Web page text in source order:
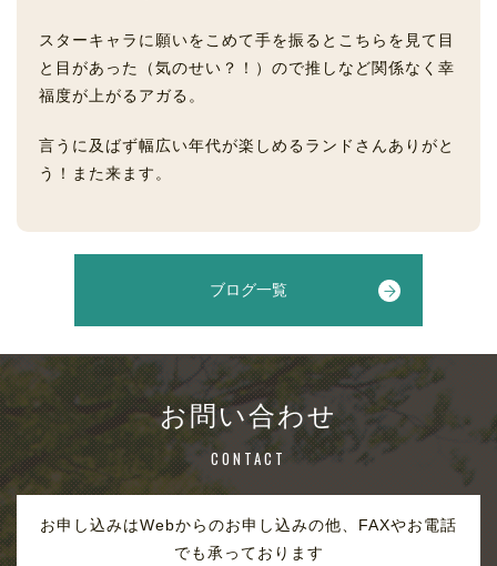
スターキャラに願いをこめて手を振るとこちらを見て目
と目があった（気のせい？！）ので推しなど関係なく幸
福度が上がるアガる。
言うに及ばず幅広い年代が楽しめるランドさんありがと
う！また来ます。
ブログ一覧
お問い合わせ
CONTACT
お申し込みはWebからのお申し込みの他、FAXやお電話
でも承っております